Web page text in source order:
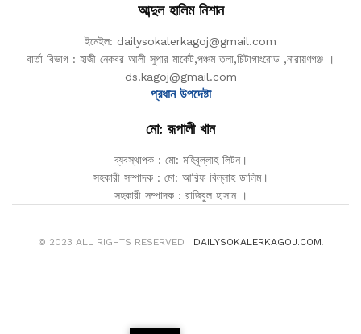
আব্দুল হালিম নিশান
ইমেইল: dailysokalerkagoj@gmail.com
বার্তা বিভাগ : হাজী নেকবর আলী সুপার মার্কেট,পঞ্চম তলা,চিটাগাংরোড ,নারায়ণগঞ্জ ।
ds.kagoj@gmail.com
প্রধান উপদেষ্টা
মো: রূপালী খান
ব্যবস্থাপক : মো: মহিবুল্লাহ লিটন।
সহকারী সম্পাদক : মো: আরিফ বিল্লাহ ডালিম।
সহকারী সম্পাদক : রাজিবুল হাসান ।
© 2023 ALL RIGHTS RESERVED | DAILYSOKALERKAGOJ.COM.